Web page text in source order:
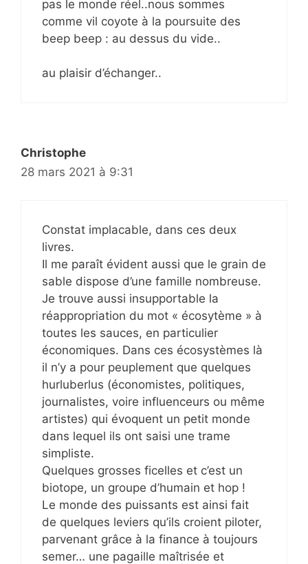
pas le monde réel..nous sommes
comme vil coyote à la poursuite des
beep beep : au dessus du vide..
au plaisir d’échanger..
Christophe
28 mars 2021 à 9:31
Constat implacable, dans ces deux
livres.
Il me paraît évident aussi que le grain de
sable dispose d’une famille nombreuse.
Je trouve aussi insupportable la
réappropriation du mot « écosytème » à
toutes les sauces, en particulier
économiques. Dans ces écosystèmes là
il n’y a pour peuplement que quelques
hurluberlus (économistes, politiques,
journalistes, voire influenceurs ou même
artistes) qui évoquent un petit monde
dans lequel ils ont saisi une trame
simpliste.
Quelques grosses ficelles et c’est un
biotope, un groupe d’humain et hop !
Le monde des puissants est ainsi fait
de quelques leviers qu’ils croient piloter,
parvenant grâce à la finance à toujours
semer… une pagaille maîtrisée et